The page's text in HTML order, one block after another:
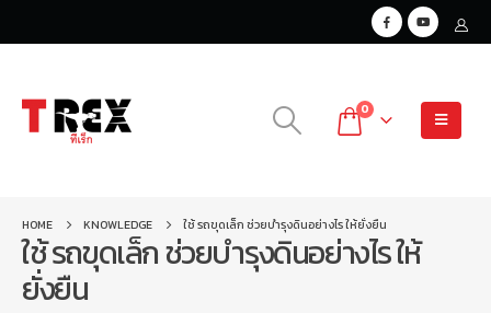
0
HOME KNOWLEDGE ใช้ รถขุดเล็ก ช่วยบำรุงดินอย่างไร ให้ยั่งยืน
ใช้ รถขุดเล็ก ช่วยบำรุงดินอย่างไร ให้
ยั่งยืน